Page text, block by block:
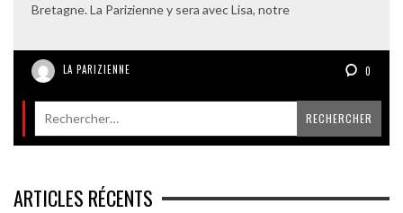
Bretagne. La Parizienne y sera avec Lisa, notre
LA PARIZIENNE 0
ARTICLES RÉCENTS